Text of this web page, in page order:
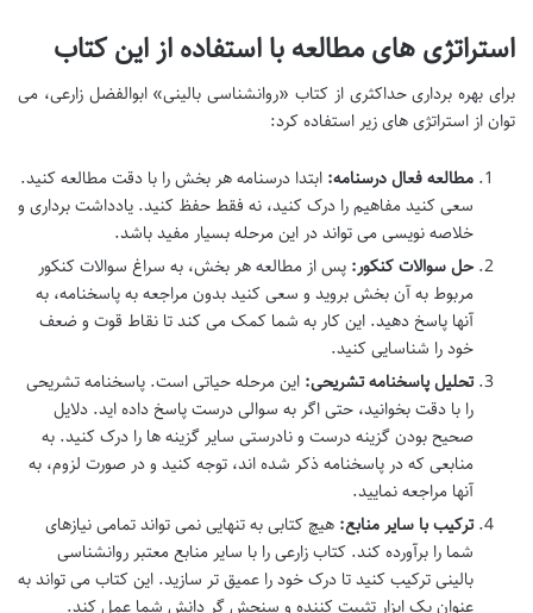
استراتژی های مطالعه با استفاده از این کتاب
برای بهره برداری حداکثری از کتاب «روانشناسی بالینی» ابوالفضل زارعی، می
توان از استراتژی های زیر استفاده کرد:
مطالعه فعال درسنامه: ابتدا درسنامه هر بخش را با دقت مطالعه کنید.
سعی کنید مفاهیم را درک کنید، نه فقط حفظ کنید. یادداشت برداری و
خلاصه نویسی می تواند در این مرحله بسیار مفید باشد.
حل سوالات کنکور: پس از مطالعه هر بخش، به سراغ سوالات کنکور
مربوط به آن بخش بروید و سعی کنید بدون مراجعه به پاسخنامه، به
آنها پاسخ دهید. این کار به شما کمک می کند تا نقاط قوت و ضعف
خود را شناسایی کنید.
تحلیل پاسخنامه تشریحی: این مرحله حیاتی است. پاسخنامه تشریحی
را با دقت بخوانید، حتی اگر به سوالی درست پاسخ داده اید. دلایل
صحیح بودن گزینه درست و نادرستی سایر گزینه ها را درک کنید. به
منابعی که در پاسخنامه ذکر شده اند، توجه کنید و در صورت لزوم، به
آنها مراجعه نمایید.
ترکیب با سایر منابع: هیچ کتابی به تنهایی نمی تواند تمامی نیازهای
شما را برآورده کند. کتاب زارعی را با سایر منابع معتبر روانشناسی
بالینی ترکیب کنید تا درک خود را عمیق تر سازید. این کتاب می تواند به
عنوان یک ابزار تثبیت کننده و سنجش گر دانش شما عمل کند.